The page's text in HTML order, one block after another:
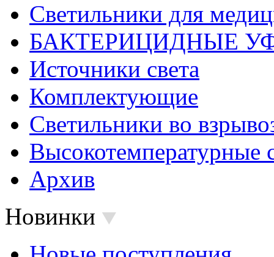
Светильники для
БАКТЕРИЦИДНЫЕ
Источники света
Комплектующие
Светильники во
Высокотемпературные
Архив
Новинки